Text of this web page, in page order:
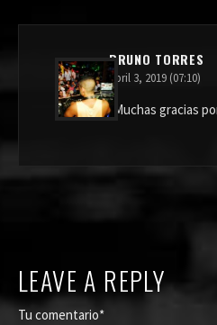
BRUNO TORRES
abril 3, 2019 (07:10)
Muchas gracias
LEAVE A REPLY
Tu comentario*